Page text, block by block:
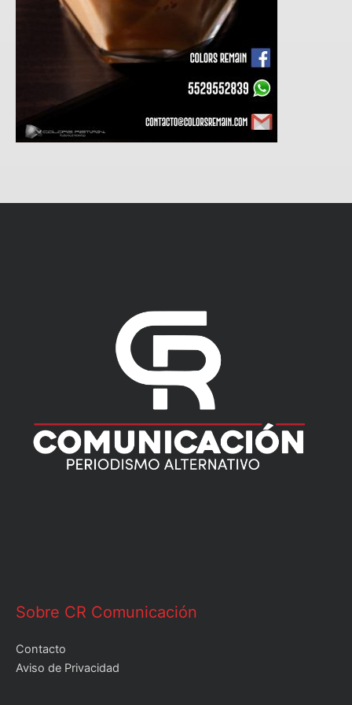
Sobre CR Comunicación
Contacto
Aviso de Privacidad